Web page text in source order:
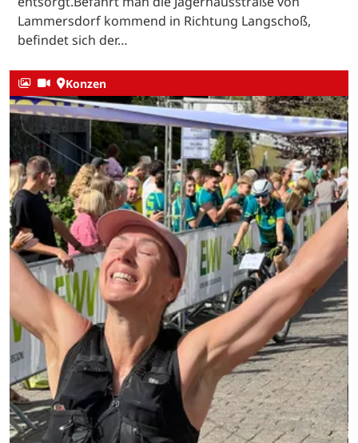
Lammersdorf kommend in Richtung Langschoß,
befindet sich der…
Konzen